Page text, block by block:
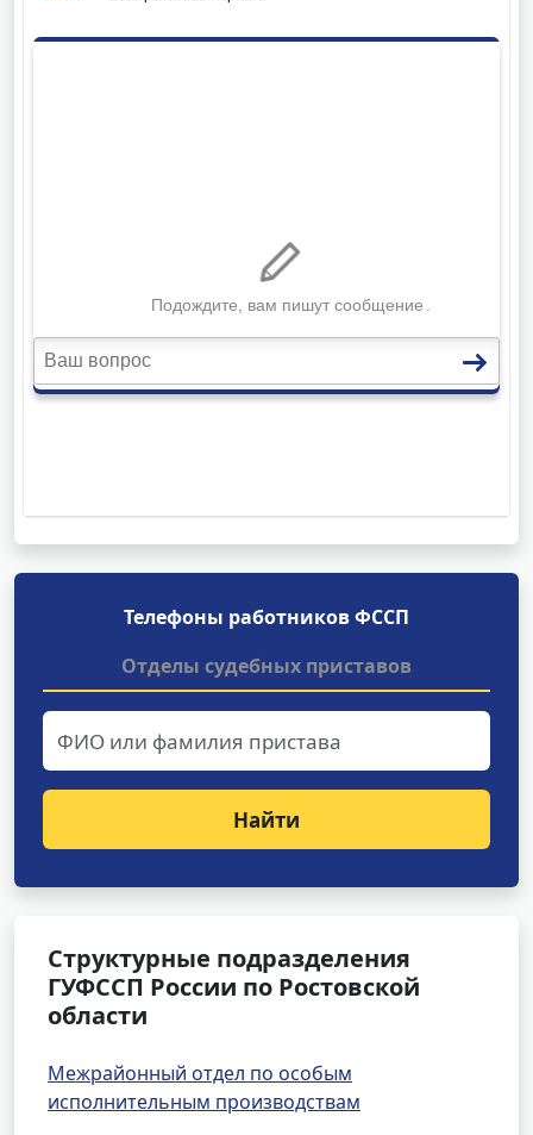
Телефоны работников ФССП
Отделы судебных приставов
Найти
Структурные подразделения
ГУФССП России по Ростовской
области
Межрайонный отдел по особым
исполнительным производствам